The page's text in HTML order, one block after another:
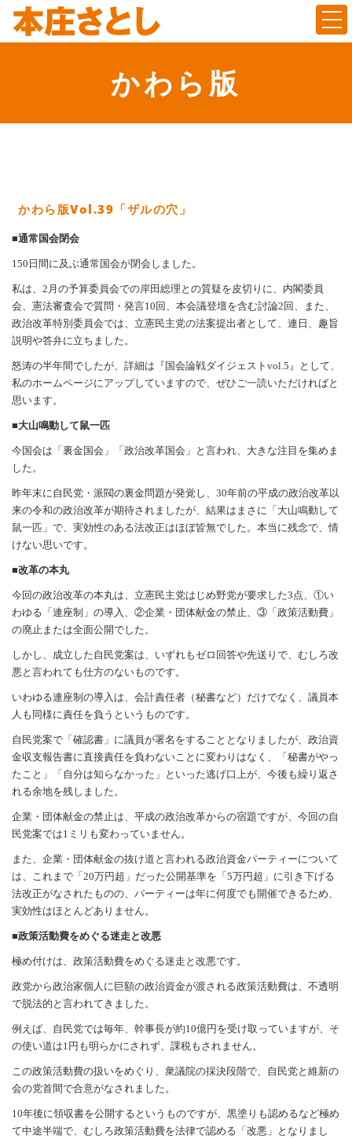
かわら版
かわら版Vol.39「ザルの穴」
■通常国会閉会
150日間に及ぶ通常国会が閉会しました。
私は、2月の予算委員会での岸田総理との質疑を皮切りに、内閣委員
会、憲法審査会で質問・発言10回、本会議登壇を含む討論2回、また、
政治改革特別委員会では、立憲民主党の法案提出者として、連日、趣旨
説明や答弁に立ちました。
怒涛の半年間でしたが、詳細は『国会論戦ダイジェストvol.5』として、
私のホームページにアップしていますので、ぜひご一読いただければと
思います。
■大山鳴動して鼠一匹
今国会は「裏金国会」「政治改革国会」と言われ、大きな注目を集めま
した。
昨年末に自民党・派閥の裏金問題が発覚し、30年前の平成の政治改革以
来の令和の政治改革が期待されましたが、結果はまさに「大山鳴動して
鼠一匹」で、実効性のある法改正はほぼ皆無でした。本当に残念で、情
けない思いです。
■改革の本丸
今回の政治改革の本丸は、立憲民主党はじめ野党が要求した3点、①い
わゆる「連座制」の導入、②企業・団体献金の禁止、③「政策活動費」
の廃止または全面公開でした。
しかし、成立した自民党案は、いずれもゼロ回答や先送りで、むしろ改
悪と言われても仕方のないものです。
いわゆる連座制の導入は、会計責任者（秘書など）だけでなく、議員本
人も同様に責任を負うというものです。
自民党案で「確認書」に議員が署名をすることとなりましたが、政治資
金収支報告書に直接責任を負わないことに変わりはなく、「秘書がやっ
たこと」「自分は知らなかった」といった逃げ口上が、今後も繰り返さ
れる余地を残しました。
企業・団体献金の禁止は、平成の政治改革からの宿題ですが、今回の自
民党案では1ミリも変わっていません。
また、企業・団体献金の抜け道と言われる政治資金パーティーについて
は、これまで「20万円超」だった公開基準を「5万円超」に引き下げる
法改正がなされたものの、パーティーは年に何度でも開催できるため、
実効性はほとんどありません。
■政策活動費をめぐる迷走と改悪
極め付けは、政策活動費をめぐる迷走と改悪です。
政党から政治家個人に巨額の政治資金が渡される政策活動費は、不透明
で脱法的と言われてきました。
例えば、自民党では毎年、幹事長が約10億円を受け取っていますが、そ
の使い道は1円も明らかにされず、課税もされません。
この政策活動費の扱いをめぐり、衆議院の採決段階で、自民党と維新の
会の党首間で合意がなされました。
10年後に領収書を公開するというものですが、黒塗りも認めるなど極め
て中途半端で、むしろ政策活動費を法律で認める「改悪」となりまし